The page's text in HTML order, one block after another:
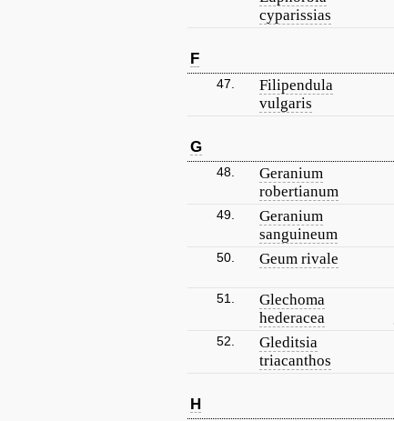
cyparissias
F
47.
Filipendula
vulgaris
G
48.
Geranium
robertianum
49.
Geranium
sanguineum
50. Geum rivale
51.
Glechoma
hederacea
52.
Gleditsia
triacanthos
H